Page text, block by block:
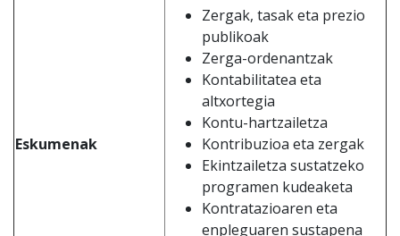
Eskumenak
Zergak, tasak eta prezio
publikoak
Zerga-ordenantzak
Kontabilitatea eta
altxortegia
Kontu-hartzailetza
Kontribuzioa eta zergak
Ekintzailetza sustatzeko
programen kudeaketa
Kontratazioaren eta
enpleguaren sustapena